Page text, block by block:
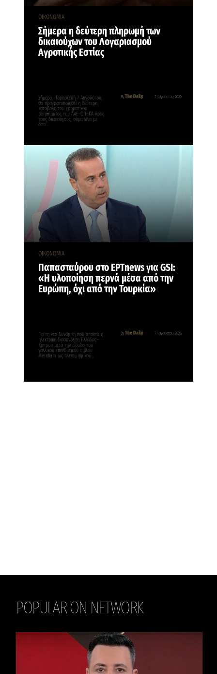
ΟΙΚΟΝΟΜΙΑ
Σήμερα η δεύτερη πληρωμή των
δικαιούχων του Λογαριασμού
Αγροτικής Εστίας
By The Daily 7 Αυγούστου, 2026
Σήμερα, Παρασκευή 7 Αυγούστου,
θα πραγματοποιηθεί η δεύτερη
καταβολή του χρηματικού
βοηθήματος του ΛΑΕ-ΟΠΕΚΑ προς
τους δικαιούχους, σύμφωνα με
όσα…
ΟΙΚΟΝΟΜΙΑ
Παπασταύρου στο ΕΡΤnews για GSI:
«Η υλοποίηση περνά μέσα από την
Ευρώπη, όχι από την Τουρκία»
By The Daily 7 Αυγούστου, 2026
Για τη νέα δυναμική που αποκτά η
ηλεκτρική διασύνδεση Ελλάδας–
Κύπρου μετά την είσοδο του
γαλλικού επενδυτικού ομίλου
Meridiam ως πλειοψηφικού…
POPULAR ON NETWORK
THE DAILY